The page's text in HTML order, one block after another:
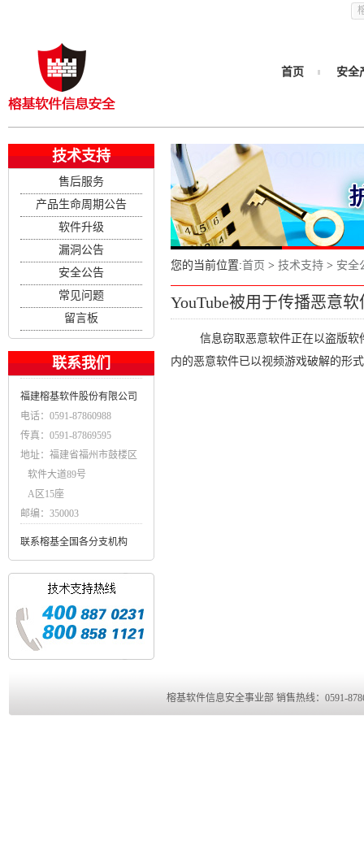
首页 安全
技术支持
售后服务
产品生命周期公告
软件升级
漏洞公告
安全公告
常见问题
留言板
联系我们
福建榕基软件股份有限公司
电话：0591-87860988
传真：0591-87869595
地址：福建省福州市鼓楼区
软件大道89号
A区15座
邮编：350003
联系榕基全国各分支机构
您的当前位置:首页 > 技术支持 > 安全
YouTube被用于传播恶意软
信息窃取恶意软件正在以盗版软
内的恶意软件已以视频游戏破解的形
榕基软件信息安全事业部 销售热线：0591-